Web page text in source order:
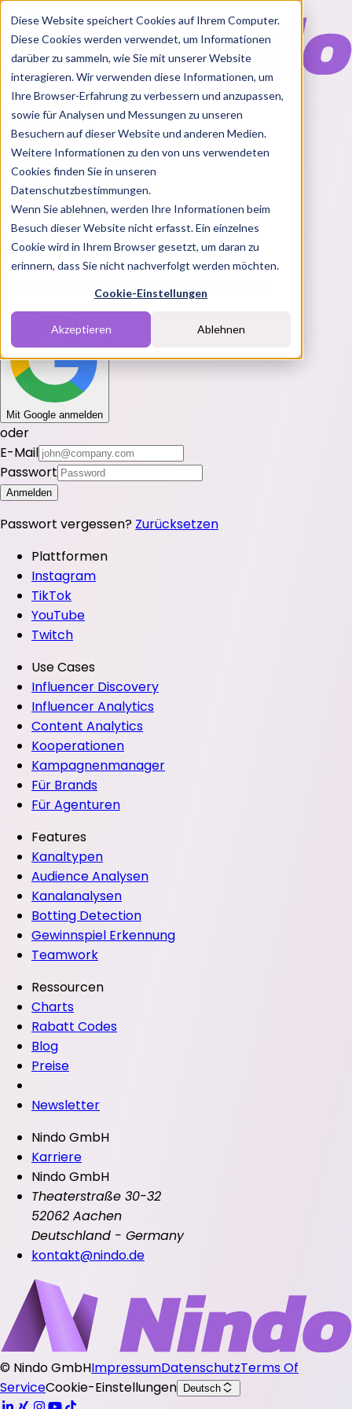
Diese Website speichert Cookies auf Ihrem Computer.
Diese Cookies werden verwendet, um Informationen
darüber zu sammeln, wie Sie mit unserer Website
interagieren. Wir verwenden diese Informationen, um
Ihre Browser-Erfahrung zu verbessern und anzupassen,
sowie für Analysen und Messungen zu unseren
Besuchern auf dieser Website und anderen Medien.
Weitere Informationen zu den von uns verwendeten
Cookies finden Sie in unseren
Datenschutzbestimmungen.
Wenn Sie ablehnen, werden Ihre Informationen beim
Besuch dieser Website nicht erfasst. Ein einzelnes
Cookie wird in Ihrem Browser gesetzt, um daran zu
erinnern, dass Sie nicht nachverfolgt werden möchten.
Cookie-Einstellungen
Akzeptieren Ablehnen
Features
Solutions
BlogChartsRabatt CodesPakete
Login
Melde dich bei Nindo an
Du hast noch keinen Account?
Mit Google anmelden
oder
E-Mail
Passwort
Anmelden
Passwort vergessen? Zurücksetzen
Plattformen
Instagram
TikTok
YouTube
Twitch
Use Cases
Influencer Discovery
Influencer Analytics
Content Analytics
Kooperationen
Kampagnenmanager
Für Brands
Für Agenturen
Features
Kanaltypen
Audience Analysen
Kanalanalysen
Botting Detection
Gewinnspiel Erkennung
Teamwork
Ressourcen
Charts
Rabatt Codes
Blog
Preise
Newsletter
Nindo GmbH
Karriere
Nindo GmbH
Theaterstraße 30-32
52062 Aachen
Deutschland - Germany
kontakt@nindo.de
© Nindo GmbHImpressumDatenschutzTerms Of
ServiceCookie-Einstellungen Deutsch